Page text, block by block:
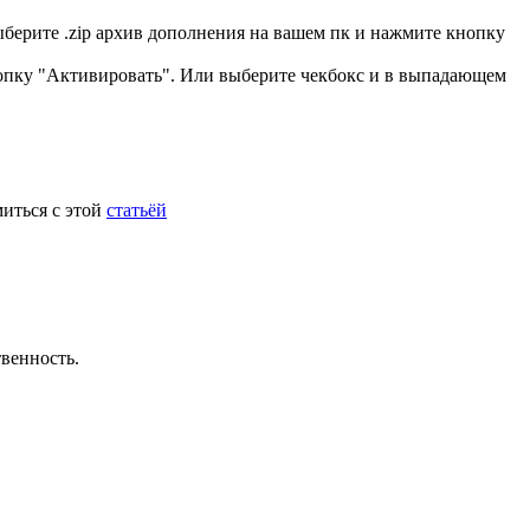
.zip архив дополнения на вашем пк и нажмите кнопку
"Активировать". Или выберите чекбокс и в выпадающем
с этой статьёй